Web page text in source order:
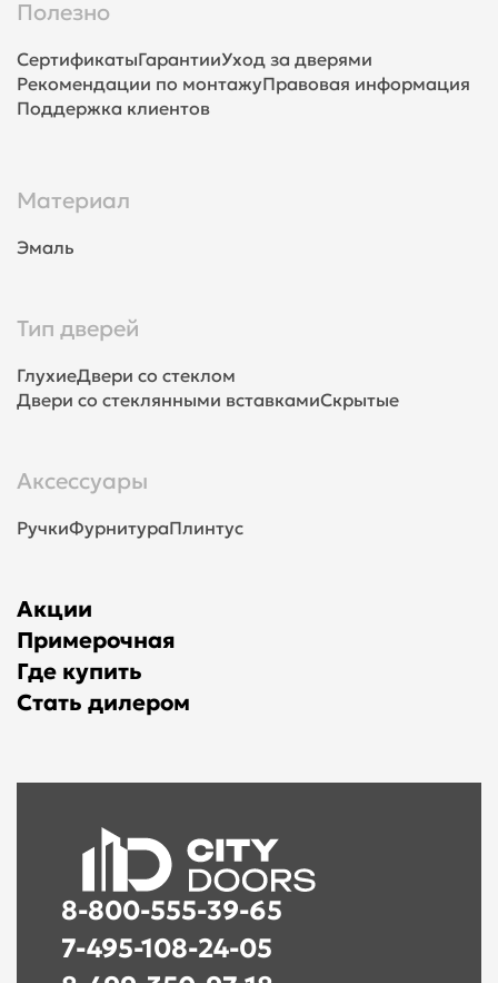
Полезно
СертификатыГарантииУход за дверями
Рекомендации по монтажуПравовая информация
Поддержка клиентов
Материал
Эмаль
Тип дверей
ГлухиеДвери со стеклом
Двери со стеклянными вставкамиСкрытые
Аксессуары
РучкиФурнитураПлинтус
Акции
Примерочная
Где купить
Стать дилером
8-800-555-39-65
7-495-108-24-05